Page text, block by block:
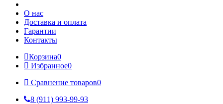
О нас
Доставка и оплата
Гарантии
Контакты
Корзина0
Избранное0
Сравнение товаров0
8 (911) 993-99-93